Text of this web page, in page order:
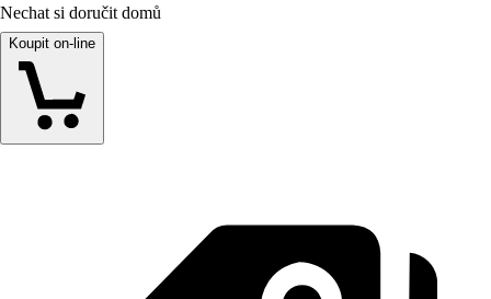
Nechat si doručit domů
Koupit on-line